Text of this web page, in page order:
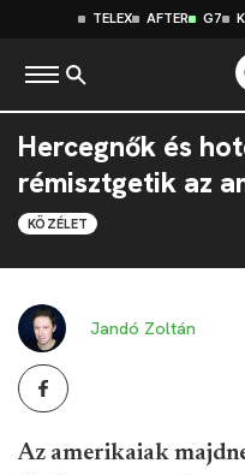
TELEX AFTER G7
Hercegnők és
rémisztgetik az
KÖZÉLET
Jandó Zoltán
Az amerikaiak